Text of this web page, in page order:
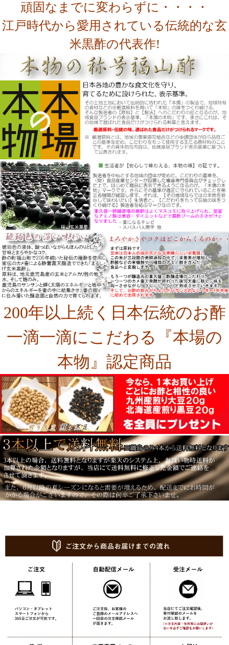
頑固なまでに変わらずに・・・・
江戸時代から愛用されている伝統的な玄
米黒酢の代表作!
200年以上続く日本伝統のお酢
一滴一滴にこだわる『本場の
本物』認定商品